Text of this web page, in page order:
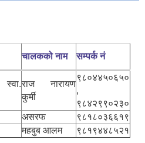
चालकको नाम सम्पर्क नं
स्वा.राज नारायण
कुर्मी
९८०४४५०६५०
,
९८४२९९०२३०
असरफ
९८१८०३६६१९
महबुब आलम ९८१९४४८५२१